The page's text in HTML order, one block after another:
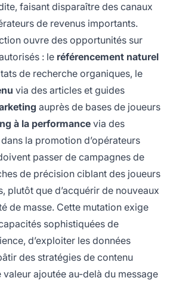
faisant disparaître des canaux
de revenus importants.
ouvre des opportunités sur
: le référencement naturel
de recherche organiques, le
via des articles et guides
auprès de bases de joueurs
à la performance via des
la promotion d’opérateurs
passer de campagnes de
de précision ciblant des joueurs
plutôt que d’acquérir de nouveaux
de masse. Cette mutation exige
sophistiquées de
d’exploiter les données
des stratégies de contenu
ajoutée au-delà du message